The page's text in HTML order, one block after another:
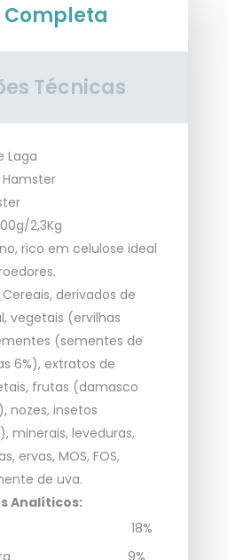
Completa
Técnicas
Laga
2,3Kg
rico em celulose ideal
derivados de
vegetais (ervilhas
(sementes de
6%), extratos de
frutas (damasco
nozes, insetos
minerais, leveduras,
ervas, MOS, FOS,
de uva.
Analíticos:
18%
9%